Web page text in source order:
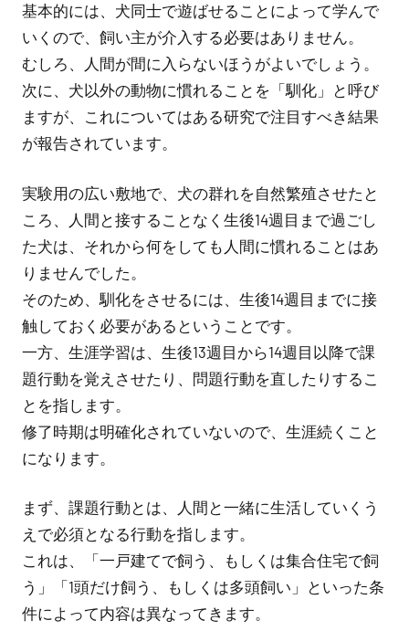
基本的には、犬同士で遊ばせることによって学んで
いくので、飼い主が介入する必要はありません。
むしろ、人間が間に入らないほうがよいでしょう。
次に、犬以外の動物に慣れることを「馴化」と呼び
ますが、これについてはある研究で注目すべき結果
が報告されています。
実験用の広い敷地で、犬の群れを自然繁殖させたと
ころ、人間と接することなく生後14週目まで過ごし
た犬は、それから何をしても人間に慣れることはあ
りませんでした。
そのため、馴化をさせるには、生後14週目までに接
触しておく必要があるということです。
一方、生涯学習は、生後13週目から14週目以降で課
題行動を覚えさせたり、問題行動を直したりするこ
とを指します。
修了時期は明確化されていないので、生涯続くこと
になります。
まず、課題行動とは、人間と一緒に生活していくう
えで必須となる行動を指します。
これは、「一戸建てで飼う、もしくは集合住宅で飼
う」「1頭だけ飼う、もしくは多頭飼い」といった条
件によって内容は異なってきます。